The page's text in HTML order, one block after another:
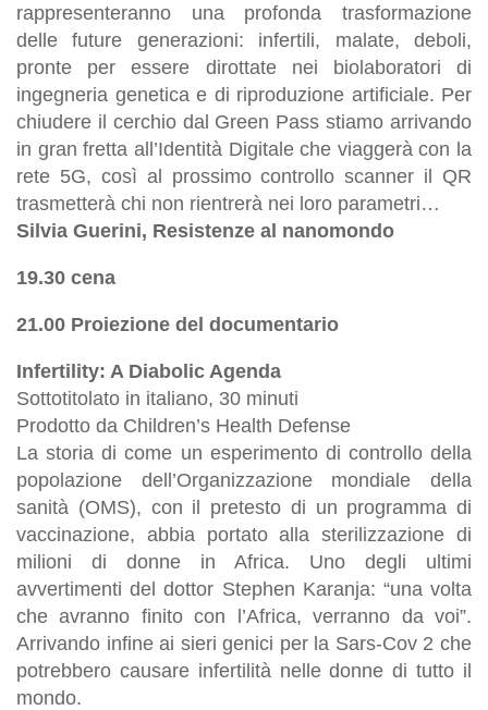
rappresenteranno una profonda trasformazione
delle future generazioni: infertili, malate, deboli,
pronte per essere dirottate nei biolaboratori di
ingegneria genetica e di riproduzione artificiale. Per
chiudere il cerchio dal Green Pass stiamo arrivando
in gran fretta all’Identità Digitale che viaggerà con la
rete 5G, così al prossimo controllo scanner il QR
trasmetterà chi non rientrerà nei loro parametri…
Silvia Guerini, Resistenze al nanomondo
19.30 cena
21.00 Proiezione del documentario
Infertility: A Diabolic Agenda
Sottotitolato in italiano, 30 minuti
Prodotto da Children’s Health Defense
La storia di come un esperimento di controllo della
popolazione dell’Organizzazione mondiale della
sanità (OMS), con il pretesto di un programma di
vaccinazione, abbia portato alla sterilizzazione di
milioni di donne in Africa. Uno degli ultimi
avvertimenti del dottor Stephen Karanja: “una volta
che avranno finito con l’Africa, verranno da voi”.
Arrivando infine ai sieri genici per la Sars-Cov 2 che
potrebbero causare infertilità nelle donne di tutto il
mondo.